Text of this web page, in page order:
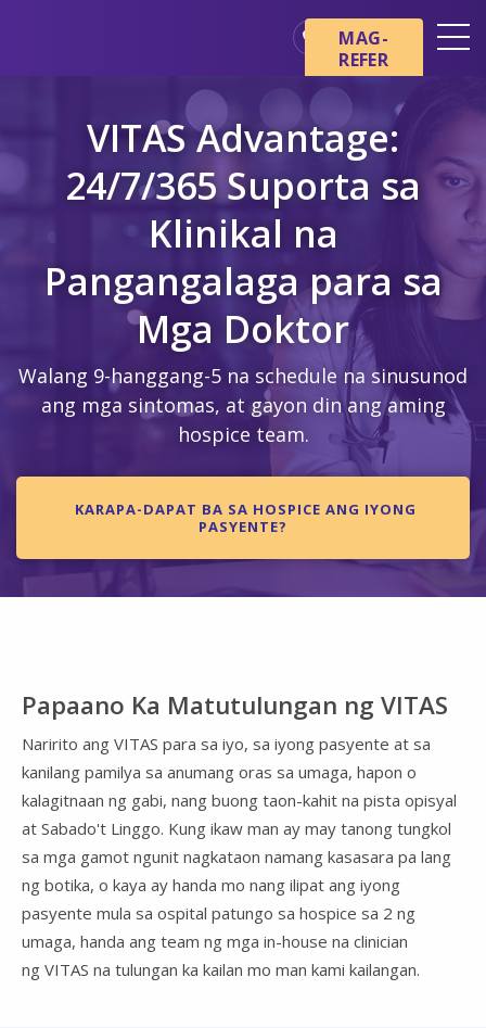
Mga Pangunahing Kaalaman
tungkol sa Hospice
Ang aming mga Serbisyo
Healthcare Professionals
Pamilya at Mga Tagapag-
alaga
MAG-
REFER
VITAS Advantage:
24/7/365 Suporta sa
Klinikal na
Pangangalaga para sa
Mga Doktor
Walang 9-hanggang-5 na schedule na sinusunod
ang mga sintomas, at gayon din ang aming
hospice team.
KARAPA-DAPAT BA SA HOSPICE ANG IYONG
PASYENTE?
Papaano Ka Matutulungan ng VITAS
Naririto ang VITAS para sa iyo, sa iyong pasyente at sa
kanilang pamilya sa anumang oras sa umaga, hapon o
kalagitnaan ng gabi, nang buong taon-kahit na pista opisyal
at Sabado't Linggo. Kung ikaw man ay may tanong tungkol
sa mga gamot ngunit nagkataon namang kasasara pa lang
ng botika, o kaya ay handa mo nang ilipat ang iyong
pasyente mula sa ospital patungo sa hospice sa 2 ng
umaga, handa ang team ng mga in-house na clinician
ng VITAS na tulungan ka kailan mo man kami kailangan.